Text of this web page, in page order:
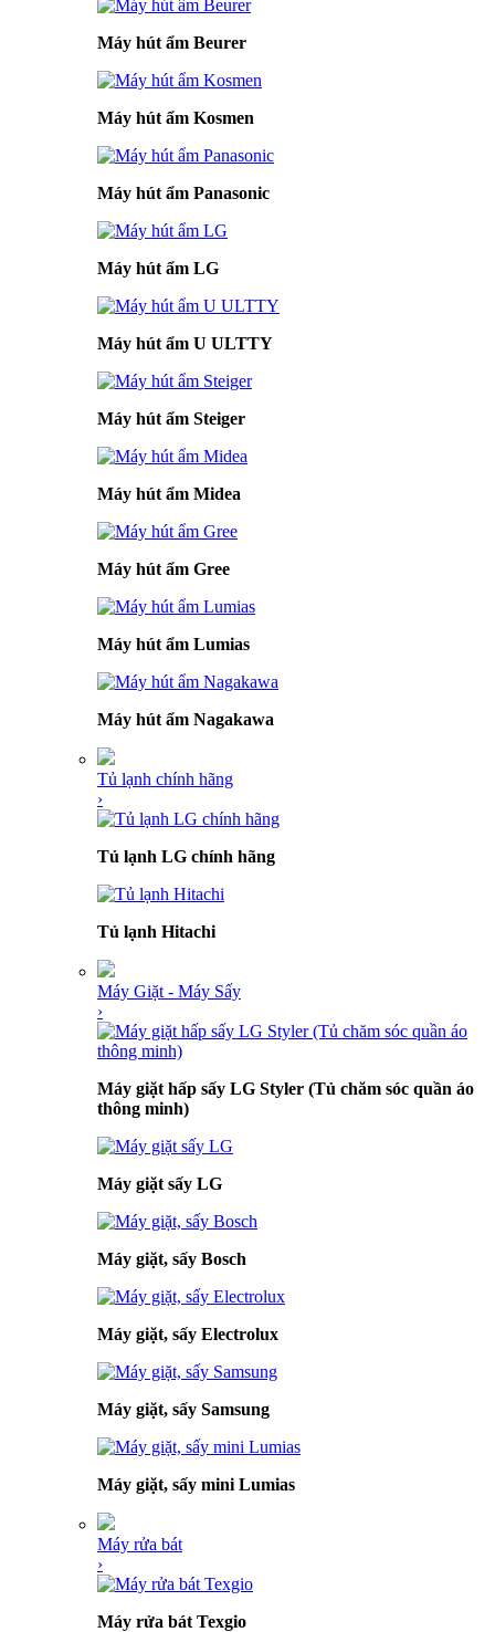
Máy hút ẩm Beurer
Máy hút ẩm Kosmen
Máy hút ẩm Panasonic
Máy hút ẩm LG
Máy hút ẩm U ULTTY
Máy hút ẩm Steiger
Máy hút ẩm Midea
Máy hút ẩm Gree
Máy hút ẩm Lumias
Máy hút ẩm Nagakawa
Tủ lạnh chính hãng
›
Tủ lạnh LG chính hãng
Tủ lạnh Hitachi
Máy Giặt - Máy Sấy
›
Máy giặt hấp sấy LG Styler (Tủ chăm sóc quần áo
thông minh)
Máy giặt sấy LG
Máy giặt, sấy Bosch
Máy giặt, sấy Electrolux
Máy giặt, sấy Samsung
Máy giặt, sấy mini Lumias
Máy rửa bát
›
Máy rửa bát Texgio